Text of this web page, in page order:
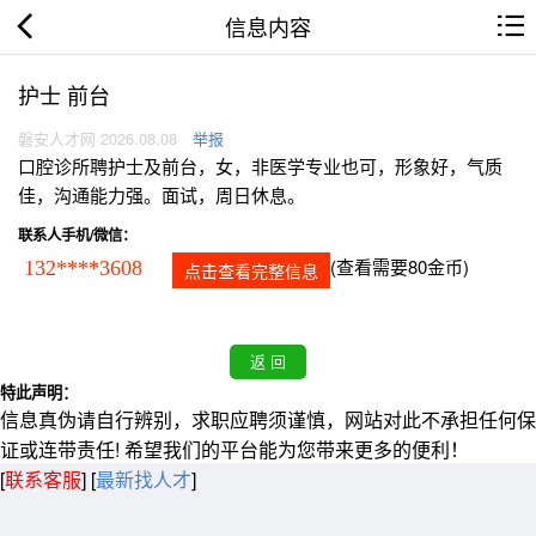
信息内容
护士 前台
磐安人才网 2026.08.08 举报
口腔诊所聘护士及前台，女，非医学专业也可，形象好，气质
佳，沟通能力强。面试，周日休息。
联系人手机/微信：
132****3608 点击查看完整信息 (查看需要80金币)
特此声明：
信息真伪请自行辨别，求职应聘须谨慎，网站对此不承担任何保
证或连带责任! 希望我们的平台能为您带来更多的便利！
[联系客服] [最新找人才]